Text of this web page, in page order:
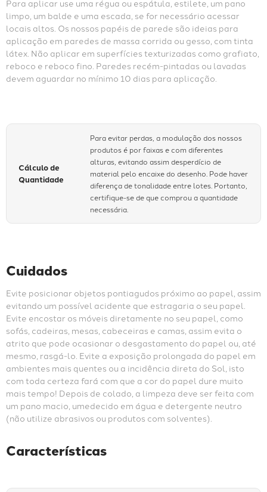
Para aplicar use uma régua ou espátula, estilete, um pano
limpo, um balde e uma escada, se for necessário acessar
locais altos. Os nossos papéis de parede são ideias para
aplicação em paredes de massa corrida ou gesso, com tinta
látex. Não aplicar em superfícies texturizadas como grafiato,
reboco e reboco fino. Paredes recém-pintadas ou lavadas
devem aguardar no mínimo 10 dias para aplicação.
Cálculo de
Quantidade
Para evitar perdas, a modulação dos nossos
produtos é por faixas e com diferentes
alturas, evitando assim desperdício de
material pelo encaixe do desenho. Pode haver
diferença de tonalidade entre lotes. Portanto,
certifique-se de que comprou a quantidade
necessária.
Cuidados
Evite posicionar objetos pontiagudos próximo ao papel, assim
evitando um possível acidente que estragaria o seu papel.
Evite encostar os móveis diretamente no seu papel, como
sofás, cadeiras, mesas, cabeceiras e camas, assim evita o
atrito que pode ocasionar o desgastamento do papel ou, até
mesmo, rasgá-lo. Evite a exposição prolongada do papel em
ambientes mais quentes ou a incidência direta do Sol, isto
com toda certeza fará com que a cor do papel dure muito
mais tempo! Depois de colado, a limpeza deve ser feita com
um pano macio, umedecido em água e detergente neutro
(não utilize abrasivos ou produtos com solventes).
Características